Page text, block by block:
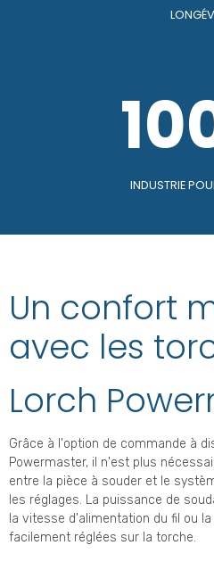
INDUSTRIE
Un confort
avec les
Lorch
Grâce à l'option de commande à
Powermaster, il n'est plus
entre la pièce à souder et le
les réglages. La puissance de
la vitesse d'alimentation du fil ou
facilement réglées sur la torche.